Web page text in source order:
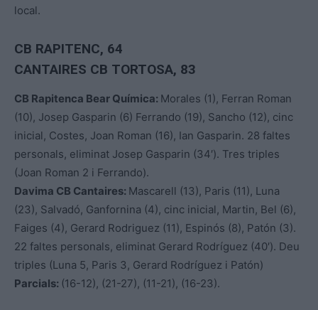
local.
CB RAPITENC, 64
CANTAIRES CB TORTOSA, 83
CB Rapitenca Bear Química: Morales (1), Ferran Roman
(10), Josep Gasparin (6) Ferrando (19), Sancho (12), cinc
inicial, Costes, Joan Roman (16), Ian Gasparin. 28 faltes
personals, eliminat Josep Gasparin (34′). Tres triples
(Joan Roman 2 i Ferrando).
Davima CB Cantaires: Mascarell (13), Paris (11), Luna
(23), Salvadó, Ganfornina (4), cinc inicial, Martin, Bel (6),
Faiges (4), Gerard Rodriguez (11), Espinós (8), Patón (3).
22 faltes personals, eliminat Gerard Rodríguez (40′). Deu
triples (Luna 5, Paris 3, Gerard Rodríguez i Patón)
Parcials: (16-12), (21-27), (11-21), (16-23).